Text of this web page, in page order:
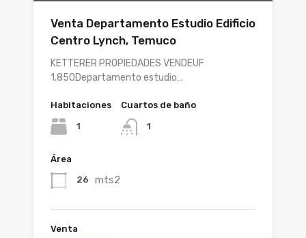
Venta Departamento Estudio Edificio
Centro Lynch, Temuco
KETTERER PROPIEDADES VENDEUF
1.850Departamento estudio…
Habitaciones
1
Cuartos de baño
1
Área
26 mts2
Venta